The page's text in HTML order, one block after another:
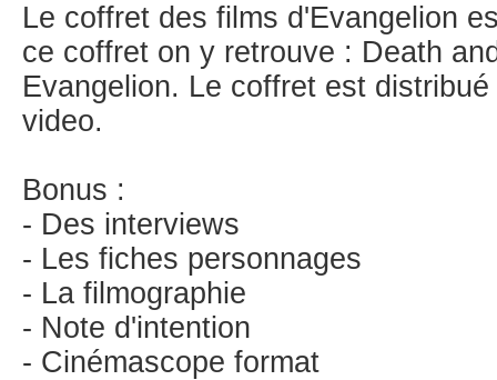
Le coffret des films d'Evangelion
ce coffret on y retrouve : Death
Evangelion. Le coffret est
video.
Bonus :
- Des interviews
- Les fiches personnages
- La filmographie
- Note d'intention
- Cinémascope format